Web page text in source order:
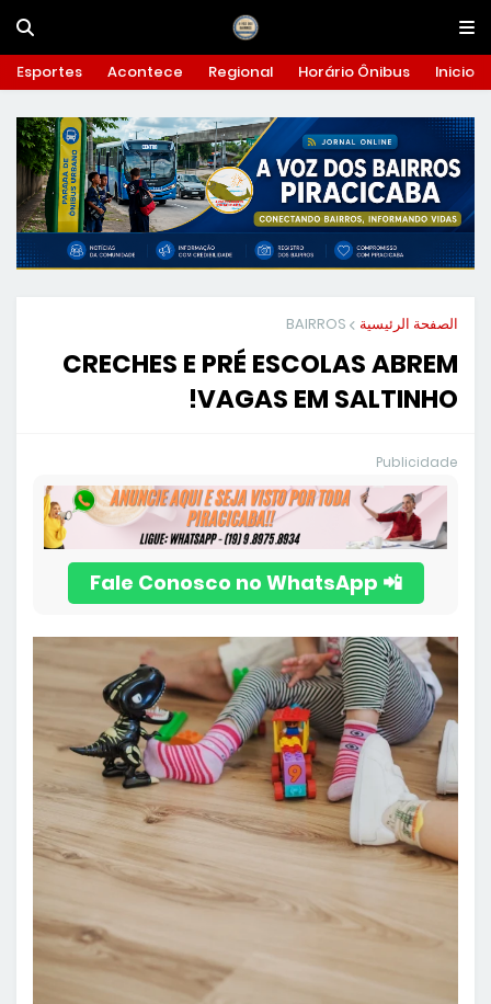
Inicio
Horário Ônibus
Regional
Acontece
Esportes
الصفحة الرئيسية BAIRROS
CRECHES E PRÉ ESCOLAS ABREM
VAGAS EM SALTINHO!
Publicidade
📲 Fale Conosco no WhatsApp